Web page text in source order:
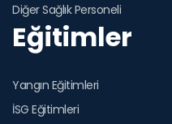
Diğer Sağlık Personeli
Eğitimler
Yangın Eğitimleri
İSG Eğitimleri